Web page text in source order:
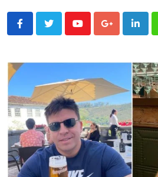
YoutubeGoogle+